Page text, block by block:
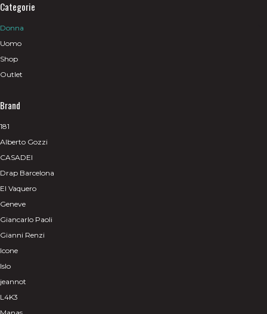
Categorie
Donna
Uomo
Shop
Outlet
Brand
181
Alberto Gozzi
CASADEI
Drap Barcelona
El Vaquero
Geneve
Giancarlo Paoli
Gianni Renzi
Icone
Islo
jeannot
L4K3